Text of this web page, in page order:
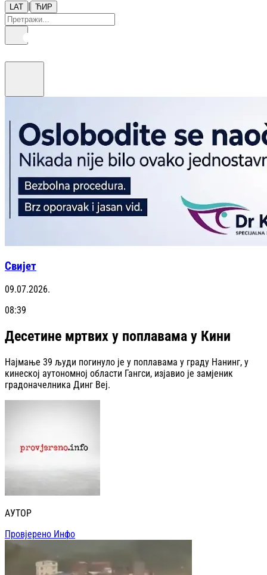
LAT | ЋИР
Свијет
09.07.2026.
08:39
Десетине мртвих у поплавама у Кини
Најмање 39 људи погинуло је у поплавама у граду Нанинг, у
кинеској аутономној области Гангси, изјавио је замјеник
градоначелника Динг Веј.
АУТОР
Провјерено Инфо